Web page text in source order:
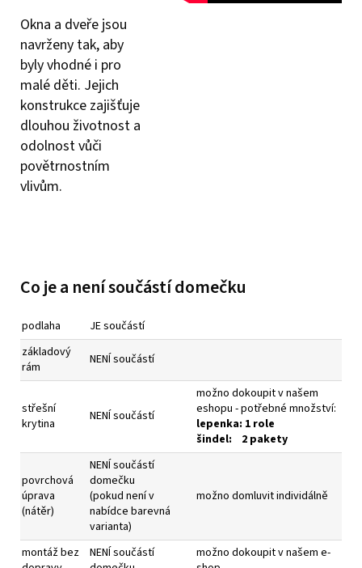
Okna a dveře jsou
navrženy tak, aby
byly vhodné i pro
malé děti. Jejich
konstrukce zajišťuje
dlouhou životnost a
odolnost vůči
povětrnostním
vlivům.
Co je a není součástí domečku
podlaha
JE součástí
základový
rám
NENÍ součástí
střešní
krytina
NENÍ součástí
možno dokoupit v našem
eshopu - potřebné množství:
lepenka: 1 role
šindel: 2 pakety
povrchová
úprava
(nátěr)
NENÍ součástí
domečku
(pokud není v
nabídce barevná
varianta)
možno domluvit individálně
montáž bez
NENÍ součástí
možno dokoupit v našem e-